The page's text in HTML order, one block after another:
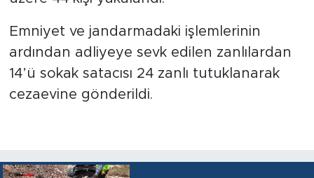
Emniyet ve jandarmadaki işlemlerinin
ardından adliyeye sevk edilen zanlılardan
14’ü sokak satacısı 24 zanlı tutuklanarak
cezaevine gönderildi.